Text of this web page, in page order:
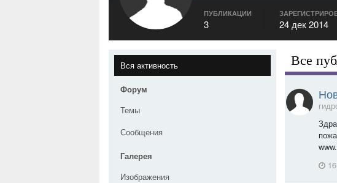
ПУБЛИКАЦИИ
3 24 дек 2014
Вся активность
Форум
Темы
Сообщения
Галерея
Изображения
Все